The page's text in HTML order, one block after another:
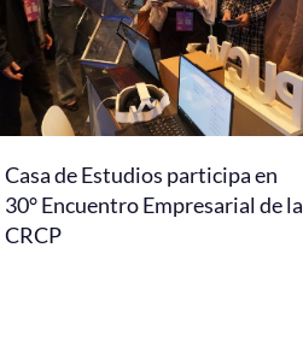
Casa de Estudios participa en
30° Encuentro Empresarial de la
CRCP